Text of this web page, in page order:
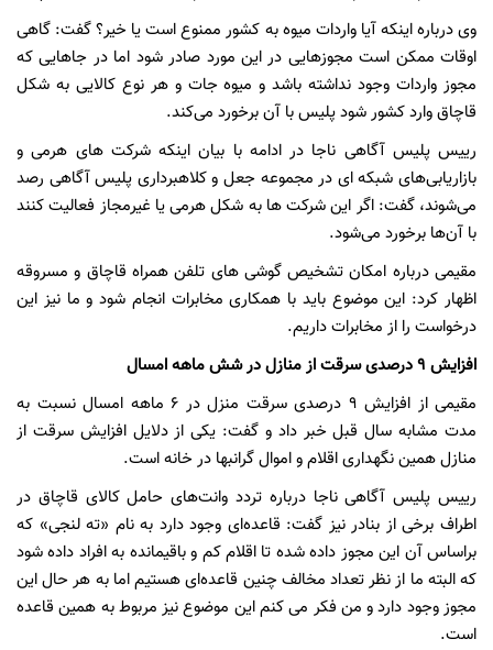
وی درباره اینکه آیا واردات میوه به کشور ممنوع است یا خیر؟ گفت: گاهی
اوقات ممکن است مجوزهایی در این مورد صادر شود اما در جاهایی که
مجوز واردات وجود نداشته باشد و میوه جات و هر نوع کالایی به شکل
قاچاق وارد کشور شود پلیس با آن برخورد می‌کند.
رییس پلیس آگاهی ناجا در ادامه با بیان اینکه شرکت های هرمی و
بازاریابی‌های شبکه ای در مجموعه جعل و کلاهبرداری پلیس آگاهی رصد
می‌شوند، گفت: اگر این شرکت ها به شکل هرمی یا غیرمجاز فعالیت کنند
با آن‌ها برخورد می‌شود.
مقیمی درباره امکان تشخیص گوشی های تلفن همراه قاچاق و مسروقه
اظهار کرد: این موضوع باید با همکاری مخابرات انجام شود و ما نیز این
درخواست را از مخابرات داریم.
افزایش 9 درصدی سرقت از منازل در شش ماهه امسال
مقیمی از افزایش 9 درصدی سرقت منزل در 6 ماهه امسال نسبت به
مدت مشابه سال قبل خبر داد و گفت: یکی از دلایل افزایش سرقت از
منازل همین نگهداری اقلام و اموال گرانبها در خانه است.
رییس پلیس آگاهی ناجا درباره تردد وانت‌های حامل کالای قاچاق در
اطراف برخی از بنادر نیز گفت: قاعده‌ای وجود دارد به نام «ته لنجی» که
براساس آن این مجوز داده شده تا اقلام کم و باقیمانده به افراد داده شود
که البته ما از نظر تعداد مخالف چنین قاعده‌ای هستیم اما به هر حال این
مجوز وجود دارد و من فکر می کنم این موضوع نیز مربوط به همین قاعده
است.